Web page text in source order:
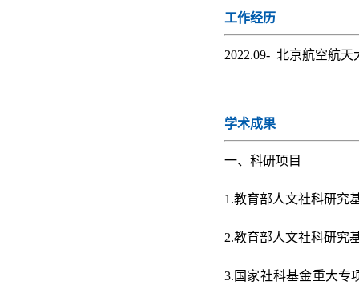
工作经历
2022.09- 北京航空航
学术成果
一、科研项目
1.教育部人文社科研究
2.教育部人文社科研究
3.国家社科基金重大专